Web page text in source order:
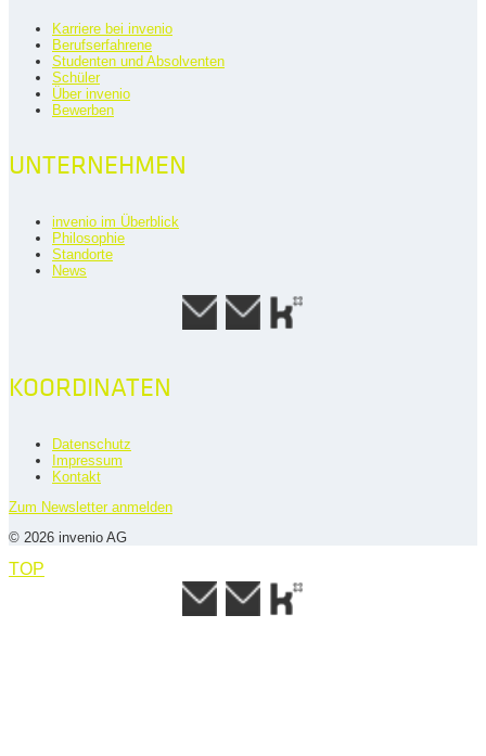
Karriere bei invenio
Berufserfahrene
Studenten und Absolventen
Schüler
Über invenio
Bewerben
UNTERNEHMEN
invenio im Überblick
Philosophie
Standorte
News
KOORDINATEN
Datenschutz
Impressum
Kontakt
Zum Newsletter anmelden
© 2026 invenio AG
TOP